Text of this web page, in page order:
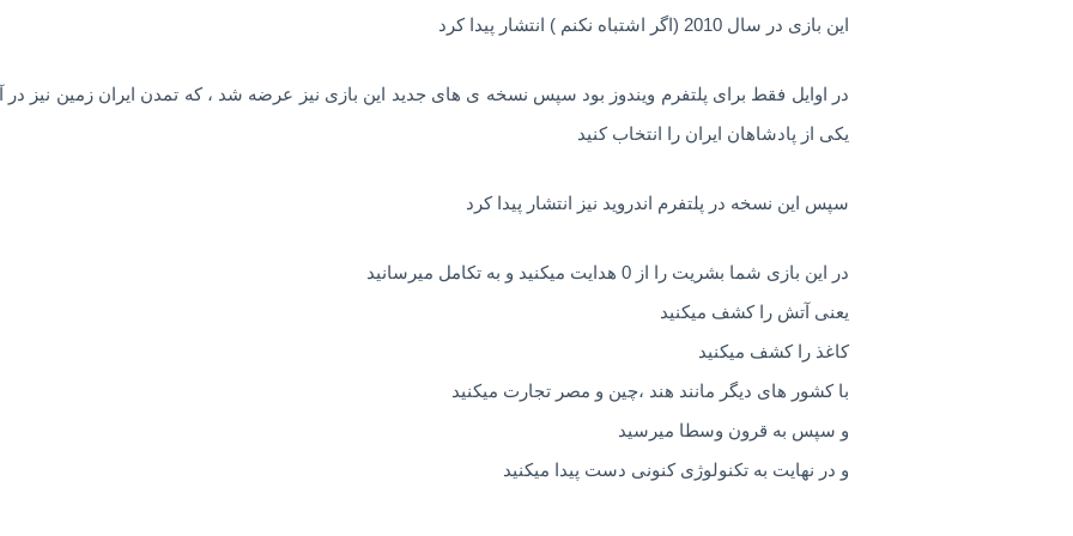
این بازی در سال 2010 (اگر اشتباه نکنم ) انتشار پیدا کرد
در اوایل فقط برای پلتفرم ویندوز بود سپس نسخه ی های جدید این بازی نیز عرضه شد ، که تمدن ایران زمین نیز در
یکی از پادشاهان ایران را انتخاب کنید
سپس این نسخه در پلتفرم اندروید نیز انتشار پیدا کرد
در این بازی شما بشریت را از 0 هدایت میکنید و به تکامل میرسانید
یعنی آتش را کشف میکنید
کاغذ را کشف میکنید
با کشور های دیگر مانند هند ،چین و مصر تجارت میکنید
و سپس به قرون وسطا میرسید
و در نهایت به تکنولوژی کنونی دست پیدا میکنید